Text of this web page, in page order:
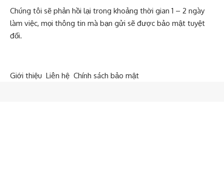
Chúng tôi sẽ phản hồi lại trong khoảng thời gian 1 – 2 ngày
làm việc, mọi thông tin mà bạn gửi sẽ được bảo mật tuyệt
đối.
Giới thiệu Liên hệ Chính sách bảo mật